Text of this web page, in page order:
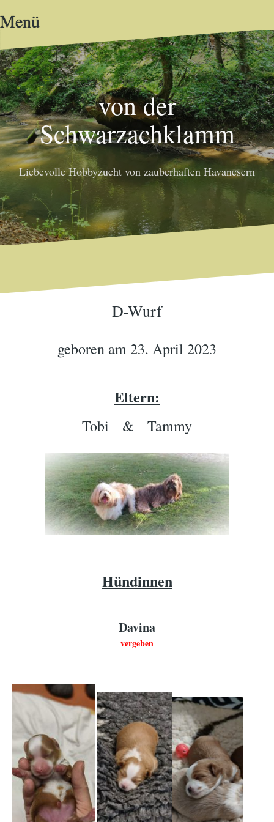
Inhalt
springen
Menü
von der
Schwarzachklamm
Liebevolle Hobbyzucht von zauberhaften Havanesern
D-Wurf
geboren am 23. April 2023
Eltern:
Tobi & Tammy
Hündinnen
Davina
vergeben